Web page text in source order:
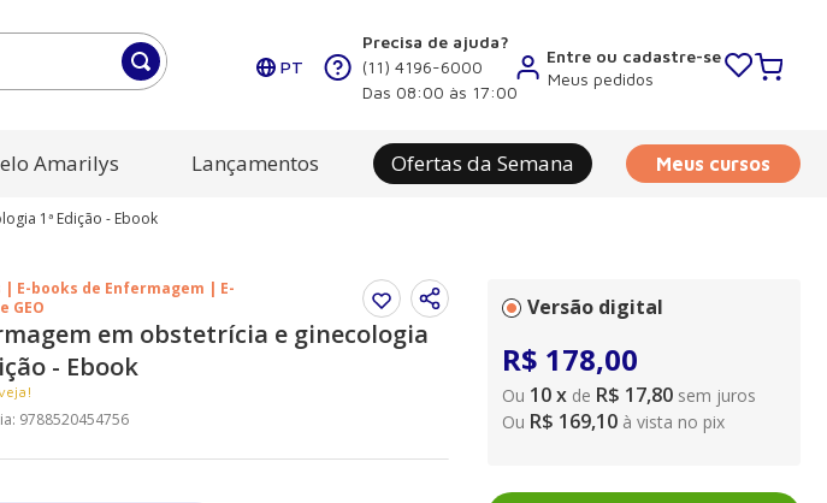
PT
Precisa de ajuda?
(11) 4196-6000
Das 08:00 às 17:00
Entre ou cadastre-se
Meus pedidos
Amarilys Lançamentos Ofertas da Semana Meus cursos
1ª Edição - Ebook
| E-books de Enfermagem | E-
GEO
em obstetrícia e ginecologia
- Ebook
: 9788520454756
Versão digital
R$ 178,00
Ou 10x de R$ 17,80 sem juros
Ou R$ 169,10 à vista no pix